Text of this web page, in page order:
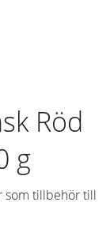
Röd
g
som tillbehör till